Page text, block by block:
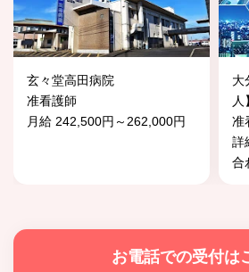
玄々堂高田病院
准看護師
月給 242,500円～262,000円
大
人】
准
詳
合
お電話での受付は